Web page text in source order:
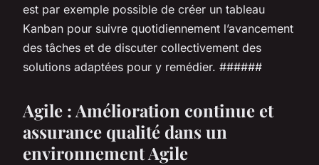
est par exemple possible de créer un tableau
Kanban pour suivre quotidiennement l’avancement
des tâches et de discuter collectivement des
solutions adaptées pour y remédier. ######
Agile : Amélioration continue et
assurance qualité dans un
environnement Agile